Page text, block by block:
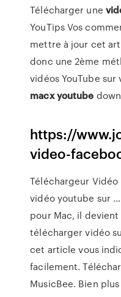
Télécharger une
YouTips Vos
mettre à jour cet
donc une 2ème
vidéos YouTube
macx youtube
https://
video-
Téléchargeur
vidéo youtube sur
pour Mac, il
télécharger vidéo
cet article vous
facilement.
MusicBee. Bien